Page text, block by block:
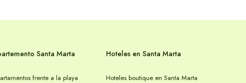
Santa Marta
frente a la playa
Hoteles en Santa Marta
Hoteles boutique en Santa Marta